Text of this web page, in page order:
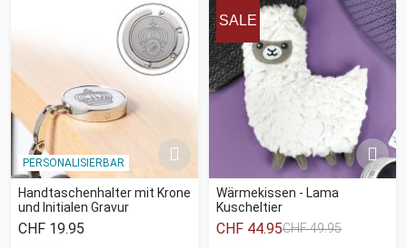
PERSONALISIERBAR
Handtaschenhalter mit Krone
und Initialen Gravur
CHF 19.95
SALE
Wärmekissen - Lama
Kuscheltier
CHF 44.95CHF 49.95